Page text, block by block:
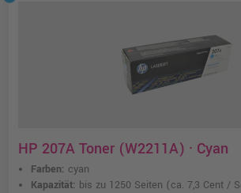
HP 207A Toner (W2211A) · Cyan
Farben: cyan
Kapazität: bis zu 1250 Seiten (ca. 7,3 Cent /